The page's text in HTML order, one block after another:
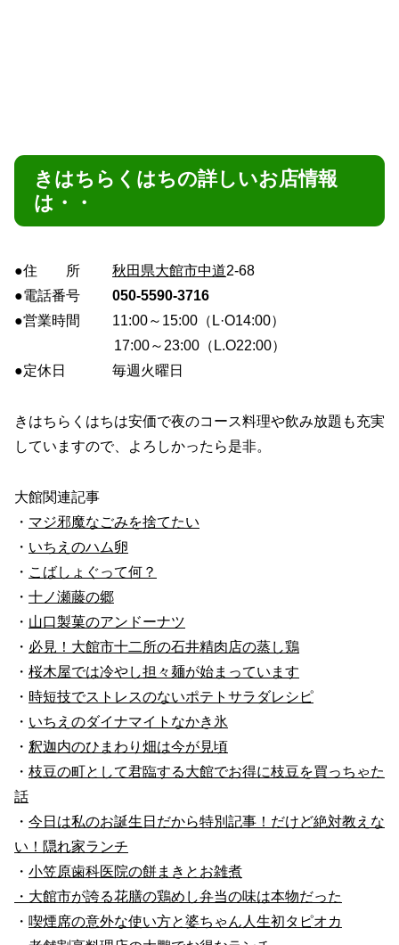
きはちらくはちの詳しいお店情報
は・・
●住 所 秋田県大館市中道2-68
●電話番号 050-5590-3716
●営業時間 11:00～15:00（L·O14:00）
17:00～23:00（L.O22:00）
●定休日 毎週火曜日
きはちらくはちは安価で夜のコース料理や飲み放題も充実
していますので、よろしかったら是非。
大館関連記事
・ マジ邪魔なごみを捨てたい
・ いちえのハム卵
・ こばしょぐって何？
・ 十ノ瀬藤の郷
・ 山口製菓のアンドーナツ
・ 必見！大館市十二所の石井精肉店の蒸し鶏
・ 桜木屋では冷やし担々麺が始まっています
・ 時短技でストレスのないポテトサラダレシピ
・ いちえのダイナマイトなかき氷
・ 釈迦内のひまわり畑は今が見頃
・ 枝豆の町として君臨する大館でお得に枝豆を買っちゃた
話
・ 今日は私のお誕生日だから特別記事！だけど絶対教えな
い！隠れ家ランチ
・ 小笠原歯科医院の餅まきとお雑煮
・大館市が誇る花膳の鶏めし弁当の味は本物だった
・ 喫煙席の意外な使い方と婆ちゃん人生初タピオカ